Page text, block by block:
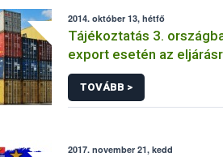
2014. október 13, hétfő
Tájékoztatás 3.
export esetén az
(Kivonat a 110/
Rendeletből)
TOVÁBB >
2017. november 21, kedd